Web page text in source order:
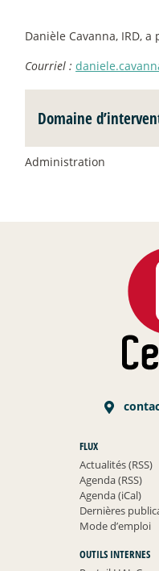
Danièle Cavanna, IRD,
Courriel :
Domaine
Administration
FLUX
Actualités (RSS)
Agenda (RSS)
Agenda (iCal)
Dernières
Mode d’emploi
OUTILS INTERNES